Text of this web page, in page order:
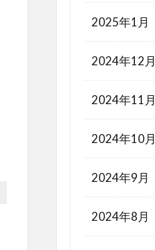
2025年1月
2024年12月
2024年11月
2024年10月
2024年9月
2024年8月